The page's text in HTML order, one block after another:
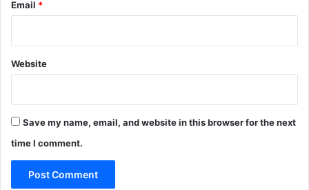
Email *
Website
Save my name, email, and website in this browser for the next
time I comment.